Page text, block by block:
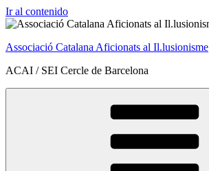
Ir al contenido
Associació Catalana Aficionats al Il.lusionisme
ACAI / SEI Cercle de Barcelona